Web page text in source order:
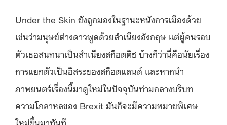
Under the Skin ยังถูกมองในฐานะหนังการเมืองด้วย
เช่นว่ามนุษย์ต่างดาวพูดด้วยสำเนียงอังกฤษ แต่ผู้คนรอบ
ตัวเธอสนทนาเป็นสำเนียงสก็อตติช บ้างก็ว่านี่คือนัยเรื่อง
การแยกตัวเป็นอิสระของสก็อตแลนด์ และหากนำ
ภาพยนตร์เรื่องนี้มาดูใหม่ในปัจจุบันท่ามกลางบริบท
ความโกลาหลของ Brexit มันก็จะมีความหมายพิเศษ
ใหม่ขึ้นมาทันที